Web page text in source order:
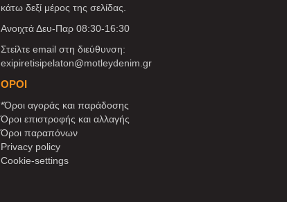
κάτω δεξί μέρος της σελίδας.
Ανοιχτά Δευ-Παρ 08:30-16:30
Στείλτε email στη διεύθυνση:
exipiretisipelaton@motleydenim.gr
ΌΡΟΙ
*Όροι αγοράς και παράδοσης
Όροι επιστροφής και αλλαγής
Όροι παραπόνων
Privacy policy
Cookie-settings